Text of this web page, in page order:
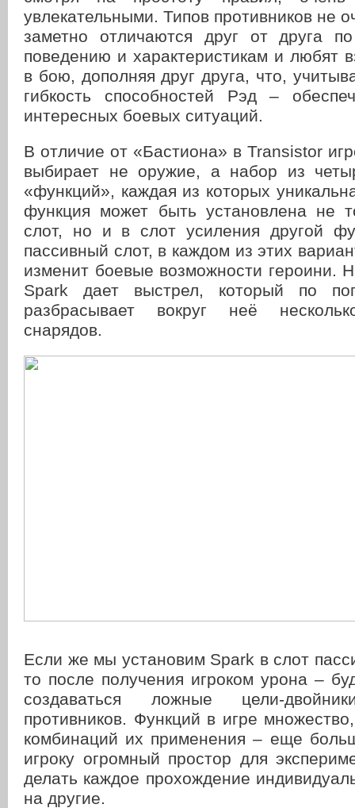
увлекательными. Типов противников не
заметно отличаются друг от друга
поведению и характеристикам и любят
в бою, дополняя друг друга, что,
гибкость способностей Рэд –
интересных боевых ситуаций.
В отличие от «Бастиона» в Transistor
выбирает не оружие, а набор из
«функций», каждая из которых
функция может быть установлена не
слот, но и в слот усиления другой
пассивный слот, в каждом из этих
изменит боевые возможности героини.
Spark дает выстрел, который по
разбрасывает вокруг неё
снарядов.
Если же мы установим Spark в слот
то после получения игроком урона –
создаваться ложные цели-
противников. Функций в игре
комбинаций их применения – еще
игроку огромный простор для
делать каждое прохождение
на другие.